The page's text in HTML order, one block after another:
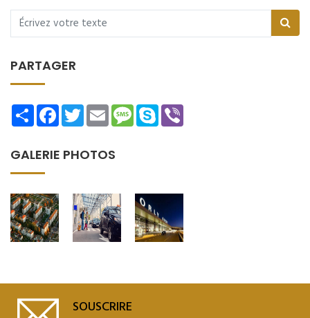
PARTAGER
ShareFacebookTwitterEmailMessage
Skype
GALERIE PHOTOS
SOUSCRIRE